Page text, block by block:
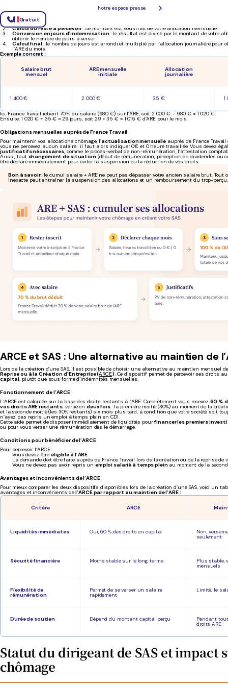
Notre espace presse
Gratuit
Calcul de l’ARE en cas de cumul avec un salaire de SAS
Si vous décidez de vous rémunérer, France Travail ajuste vos allocations selon le principe
Retenue sur salaire
Calcul du reste à percevoir: ce montant est soustrait de votre allocation mensuelle.
Conversion en jours d’indemnisation: le résultat est divisé par le montant de votre
obtenir le nombre de jours à verser.
Calcul final: le nombre de jours est arrondi et multiplié par l’allocation journalière pour
l’ARE du mois.
Exemple concret :
Salaire brut
mensuel
ARE mensuelle
initiale
Allocation
journalière
1 400 € 2 000 € 35 € 1
Ici, France Travail retient 70 % du salaire (980 €) sur l’ARE, soit 2 000 € − 980 € = 1 020 €.
Ensuite, 1 020 € ÷ 35 € ≈ 29 jours, soit 29 × 35 € = 1 015 € d’ARE pour le mois.
Obligations mensuelles auprès de France Travail
Pour maintenir vos allocations chômage, l’actualisation mensuelle auprès de France
vous ne percevez aucun salaire : il faut alors indiquer 0€ et 0 heure travaillée. Vous devez
justificatifs nécessaires, comme le procès-verbal de non-rémunération, l’attestation
Aussi, tout changement de situation(début de rémunération, perception de dividendes ou
être déclaré immédiatement pour éviter la suspension ou la réduction de vos droits.
Bon à savoir : le cumul salaire + ARE ne peut pas dépasser votre ancien salaire brut. Tout
inexacte peut entraîner la suspension des allocations et un remboursement du trop-perçu.
ARCE et SAS : Une alternative au maintien de
Lors de la création d’une SAS, il est possible de choisir une alternative au maintien mensuel de
Reprise ou à la Création d’Entreprise (ARCE). Ce dispositif permet de percevoir ses droits
capital, plutôt que sous forme d’indemnités mensuelles.
Fonctionnement de l’ARCE
L’ARCE est calculée sur la base des droits restants à l’ARE. Concrètement vous recevez 60 %
vos droits ARE restants, versé en deux fois: la première moitié (30%) au moment de la
et la seconde moitié (les 30% restants) six mois plus tard, à condition que votre société soit
n’ayez pas repris un emploi à temps plein en CDI.
Cette aide permet de disposer immédiatement de liquidités pourfinancer les premiers
ou pour vous verser une rémunération dès le démarrage.
Conditions pour bénéficier de l’ARCE
Pour percevoir l’ARCE :
Vous devez êtreéligible à l’ARE.
La demande doit être faite auprès de France Travail lors de la création ou de la reprise de
Vous ne devez pas avoir repris un emploi salarié à temps pleinau moment de la
Avantages et inconvénients de l’ARCE
Pour mieux comparer les deux dispositifs disponibles lors de la création d’une SAS, voici un
avantages et inconvénients del’ARCE par rapport au maintien de l’ARE :
Critère ARCE
Liquidités immédiates Oui, 60 % des droits en capital Non,
seulement
Sécurité financière Moins stable sur le long terme Plus stable,
mensuels
Flexibilité de
rémunération
Permet de se verser un salaire
rapidement
Limité, le
Durée de soutien Dépend du montant capital perçu Pendant
droits ARE
Statut du dirigeant de SAS et impact
chômage